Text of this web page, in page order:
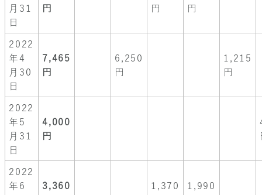
月31
日
円
円
円
2022
年4
月30
日
7,465
円
6,250
円
1,215
円
2022
年5
月31
日
4,000
円
2022
年6
3,360
1,370
1,990